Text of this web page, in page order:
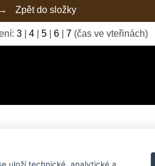
Zpět do složky
3 |4 |5 |6 |7 (čas ve vteřinách)